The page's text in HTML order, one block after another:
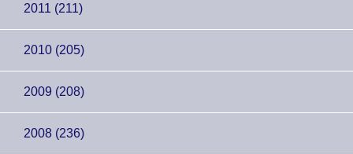
2011 (211)
2010 (205)
2009 (208)
2008 (236)